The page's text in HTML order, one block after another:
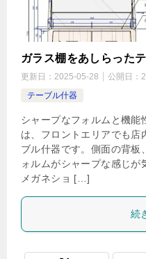
ガラス棚をあしらった
更新日： 2025-05-28 公開日：
テーブル什器
シャープなフォルムと機能
は、フロントエリアでも店
ブル什器です。側面の背板
ォルムがシャープな感じが
メガネショ […]
続